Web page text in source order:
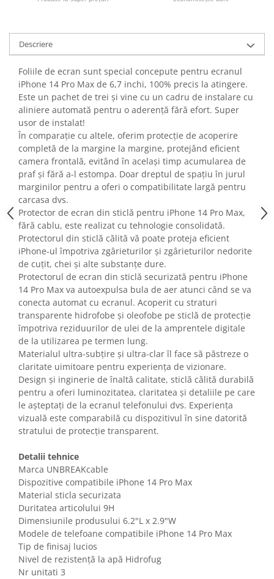
Purificatoare de aer
Fashion
Bijuterii
Ceasuri barbatesti
Ceasuri dama
Cutii, curele si accesorii ceasuri
Genti si accesorii barbati
Genti si accesorii femei
Imbracaminte barbati
Imbracaminte femei
Imbracaminte si Incaltaminte copii
Incaltaminte barbati
Incaltaminte femei
Ochelari de soare
Ochelari de vedere
Gaming, Carti & Birotica
Birotica & Papetarie
Console, Jocuri & Accesorii
Ingrijire personala & Cosmetice
Accesorii aparate de ras electrice
Accesorii aparate hair styling
Aparate & Accesorii ingrijire
personala
Aparate cosmetice
Articole Sanatate si Wellness
Cosmetice si produse ingrijire
personala
Igiena dentara
Jucarii, Copii & Bebe
Camera copilului
Hrana bebelusi
Igiena si ingrijire
Jucarii si Jocuri
Descriere
Foliile de ecran sunt special concepute pentru ecranul
iPhone 14 Pro Max de 6,7 inchi, 100% precis la atingere.
Este un pachet de trei și vine cu un cadru de instalare cu
aliniere automată pentru o aderență fără efort. Super
usor de instalat!
În comparație cu altele, oferim protecție de acoperire
completă de la margine la margine, protejând eficient
camera frontală, evitând în același timp acumularea de
praf și fără a-l estompa. Doar dreptul de spațiu în jurul
marginilor pentru a oferi o compatibilitate largă pentru
carcasa dvs.
Protector de ecran din sticlă pentru iPhone 14 Pro Max,
fără cablu, este realizat cu tehnologie consolidată.
Protectorul din sticlă călită vă poate proteja eficient
iPhone-ul împotriva zgârieturilor și zgârieturilor nedorite
de cuțit, chei și alte substanțe dure.
Protectorul de ecran din sticlă securizată pentru iPhone
14 Pro Max va autoexpulsa bula de aer atunci când se va
conecta automat cu ecranul. Acoperit cu straturi
transparente hidrofobe și oleofobe pe sticlă de protecție
împotriva reziduurilor de ulei de la amprentele digitale
de la utilizarea pe termen lung.
Materialul ultra-subțire și ultra-clar îl face să păstreze o
claritate uimitoare pentru experiența de vizionare.
Design și inginerie de înaltă calitate, sticlă călită durabilă
pentru a oferi luminozitatea, claritatea și detaliile pe care
le așteptați de la ecranul telefonului dvs. Experiența
vizuală este comparabilă cu dispozitivul în sine datorită
stratului de protecție transparent.
Detalii tehnice
Marca UNBREAKcable
Dispozitive compatibile iPhone 14 Pro Max
Material sticla securizata
Duritatea articolului 9H
Dimensiunile produsului 6.2"L x 2.9"W
Modele de telefoane compatibile iPhone 14 Pro Max
Tip de finisaj lucios
Nivel de rezistență la apă Hidrofug
Nr unitati 3